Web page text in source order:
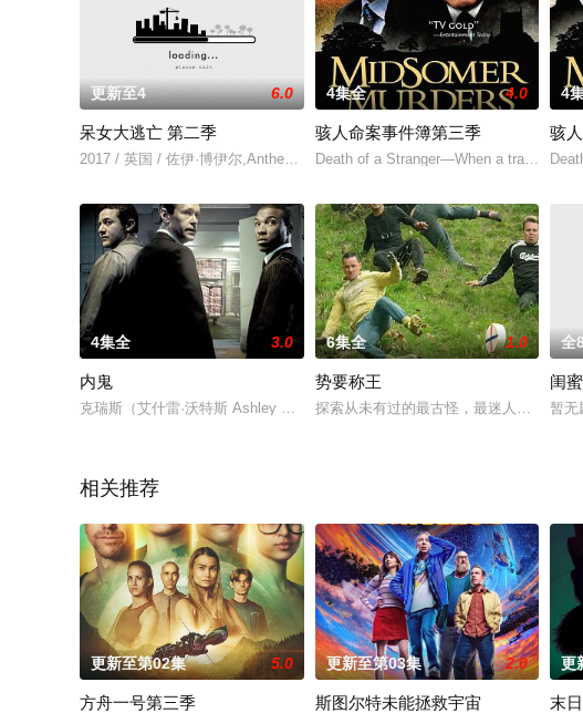
更新至4 6.0
呆女大逃亡 第二季
2017 / 英国 / 佐伊·博伊尔,Anthea,Carpenter-Procter,安娜·克里里,
4集全 4.0
骇人命案事件簿第三季
Death of a Stranger—When a tramp dies
4
骇
4集全 3.0
内鬼
克瑞斯（艾什雷·沃特斯 Ashley Walters 饰）是一名保安，某日，他同一位名叫
6集全 1.0
势要称王
探索从未有过的最古怪，最迷人，最奇特
全
闺
暂无
相关推荐
更新至第02集 5.0
方舟一号第三季
更新至第03集 2.0
斯图尔特未能拯救宇宙
更
末